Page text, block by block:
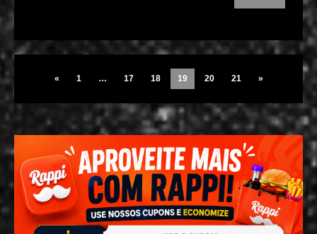
« 1 … 17 18 19 20 21 »